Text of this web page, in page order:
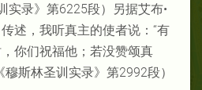
实录》第6225段）另据艾布•
述，我听真主的使者说：“有
你们祝福他；若没赞颂真
斯林圣训实录》第2992段）